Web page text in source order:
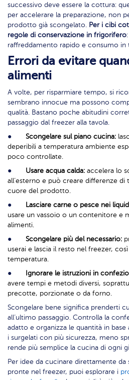
successivo deve essere la cottura:
per accelerare la preparazione, non
prodotto già scongelato. Per i cibi
regole di conservazione in frigorifero
raffreddamento rapido e consumo in
Errori da evitare
alimenti
A volte, per risparmiare tempo, si
sembrano innocue ma possono
qualità. Bastano poche abitudini
passaggio dal freezer alla tavola.
● Scongelare sul piano cucina:
deperibili a temperatura ambiente
poco controllate.
● Usare acqua calda: accelera lo
all’esterno e può creare differenze
cuore del prodotto.
●
Lasciare carne o pesce nei
usare un vassoio o un contenitore e
alimenti.
● Scongelare più del necessario:
userai e lascia il resto nel freezer,
temperatura.
●
Ignorare le istruzioni in
avere tempi e metodi diversi,
precotte, porzionate o da forno.
Scongelare bene significa prenderti
all’ultimo passaggio. Controlla la
adatto e organizza le quantità in
i surgelati con più sicurezza, meno
rende più semplice la cucina di ogni
Per idee da cucinare direttamente
pronte nel freezer, puoi esplorare i